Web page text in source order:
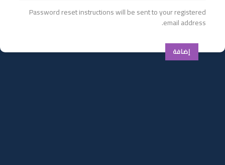
Password reset instructions will be sent to your registered
email address.